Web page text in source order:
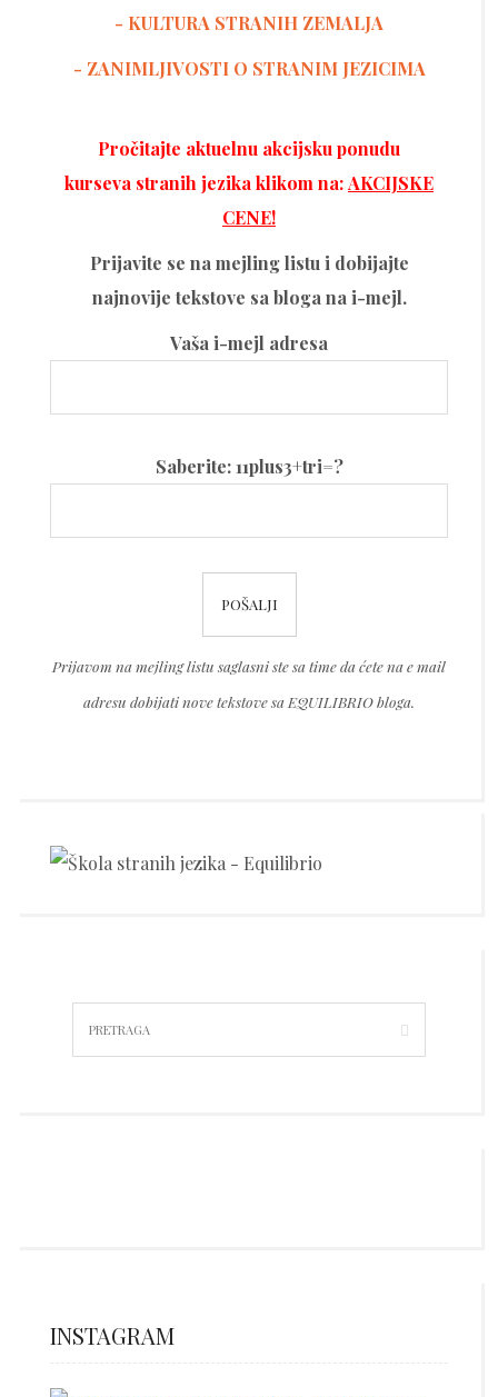
- KULTURA STRANIH ZEMALJA
- ZANIMLJIVOSTI O STRANIM JEZICIMA
Pročitajte aktuelnu akcijsku ponudu
kurseva stranih jezika klikom na:AKCIJSKE
CENE!
Prijavite se na mejling listu i dobijajte
najnovije tekstove sa bloga na i-mejl.
Vaša i-mejl adresa
leave
Saberite: 11plus3+tri=?
field
empty.
Prijavom na mejling listu saglasni ste sa time da ćete na e mail
adresu dobijati nove tekstove sa EQUILIBRIO bloga.
INSTAGRAM